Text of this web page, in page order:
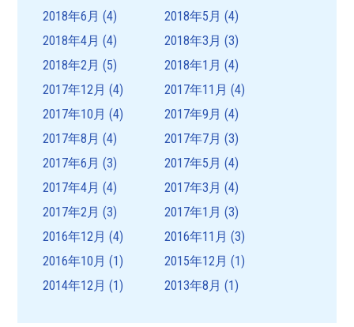
2018年6月 (4) 2018年5月 (4)
2018年4月 (4) 2018年3月 (3)
2018年2月 (5) 2018年1月 (4)
2017年12月 (4) 2017年11月 (4)
2017年10月 (4) 2017年9月 (4)
2017年8月 (4) 2017年7月 (3)
2017年6月 (3) 2017年5月 (4)
2017年4月 (4) 2017年3月 (4)
2017年2月 (3) 2017年1月 (3)
2016年12月 (4) 2016年11月 (3)
2016年10月 (1) 2015年12月 (1)
2014年12月 (1) 2013年8月 (1)